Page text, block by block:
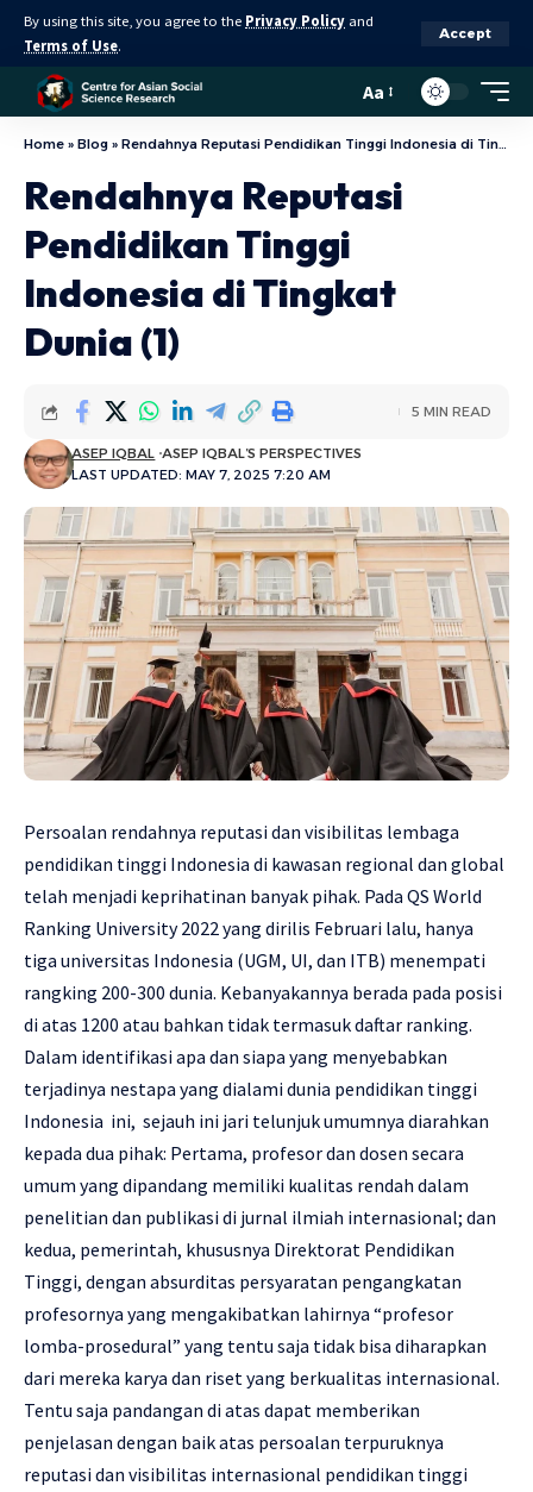
By using this site, you agree to the Privacy Policy and
Terms of Use.
Accept
Aa
Home » Blog » Rendahnya Reputasi Pendidikan Tinggi Indonesia di Tingkat Dunia (1)
Rendahnya Reputasi
Pendidikan Tinggi
Indonesia di Tingkat
Dunia (1)
LAST UPDATED: MAY 7, 2025 7:20 AM
ASEP IQBAL ASEP IQBAL’S PERSPECTIVES
5 MIN READ
Persoalan rendahnya reputasi dan visibilitas lembaga
pendidikan tinggi Indonesia di kawasan regional dan global
telah menjadi keprihatinan banyak pihak. Pada QS World
Ranking University 2022 yang dirilis Februari lalu, hanya
tiga universitas Indonesia (UGM, UI, dan ITB) menempati
rangking 200-300 dunia. Kebanyakannya berada pada posisi
di atas 1200 atau bahkan tidak termasuk daftar ranking.
Dalam identifikasi apa dan siapa yang menyebabkan
terjadinya nestapa yang dialami dunia pendidikan tinggi
Indonesia ini, sejauh ini jari telunjuk umumnya diarahkan
kepada dua pihak: Pertama, profesor dan dosen secara
umum yang dipandang memiliki kualitas rendah dalam
penelitian dan publikasi di jurnal ilmiah internasional; dan
kedua, pemerintah, khususnya Direktorat Pendidikan
Tinggi, dengan absurditas persyaratan pengangkatan
profesornya yang mengakibatkan lahirnya “profesor
lomba-prosedural” yang tentu saja tidak bisa diharapkan
dari mereka karya dan riset yang berkualitas internasional.
Tentu saja pandangan di atas dapat memberikan
penjelasan dengan baik atas persoalan terpuruknya
reputasi dan visibilitas internasional pendidikan tinggi